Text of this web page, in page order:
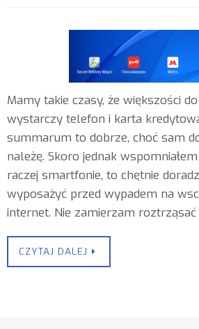
Mamy takie czasy, że większości
wystarczy telefon i karta
summarum to dobrze, choć sam
należę. Skoro jednak
raczej smartfonie, to chętnie
wyposażyć przed wypadem na
internet. Nie zamierzam
CZYTAJ DALEJ